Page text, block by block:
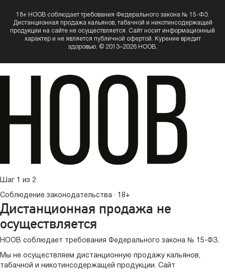
18+ HOOB соблюдает требования Федерального закона № 15-ФЗ.
Дистанционная продажа кальянов, табачной и никотинсодержащей
продукции на сайте не осуществляется. Сайт носит информационный
характер и не является публичной офертой. Курение вредит
здоровью. © 2013–2026 HOOB.
Шаг 1 из 2
Соблюдение законодательства · 18+
Дистанционная продажа не
осуществляется
HOOB соблюдает требования Федерального закона № 15-ФЗ.
Мы не осуществляем дистанционную продажу кальянов,
табачной и никотинсодержащей продукции. Сайт